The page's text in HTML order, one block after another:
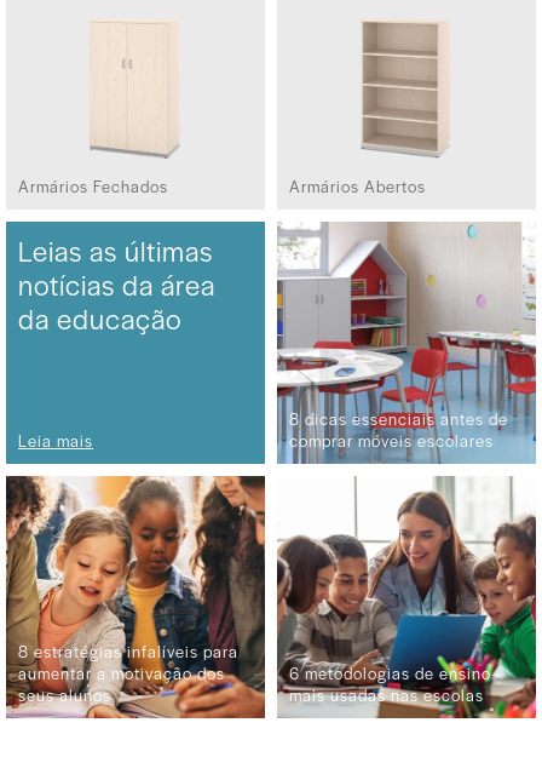
Armários Fechados Armários Abertos
Leias as últimas
notícias da área
da educação
Leia mais
8 dicas essenciais antes de
comprar móveis escolares
8 estratégias infalíveis para
aumentar a motivação dos
seus alunos
6 metodologias de ensino
mais usadas nas escolas